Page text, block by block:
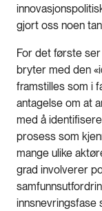
gjort oss noen
For det første
bryter med den
framstilles som i
antagelse om at
med å
prosess som
mange ulike
grad involverer
innsnevringsfase